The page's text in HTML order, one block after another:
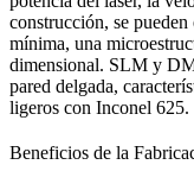
construcción, se
mínima, una
dimensional. SLM y
pared delgada,
ligeros con Inconel 625.
Beneficios de la